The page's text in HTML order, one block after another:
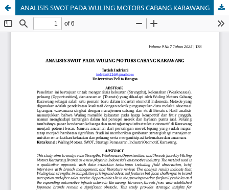
ANALISIS SWOT PADA WULING MOTORS CABANG KARAWANG